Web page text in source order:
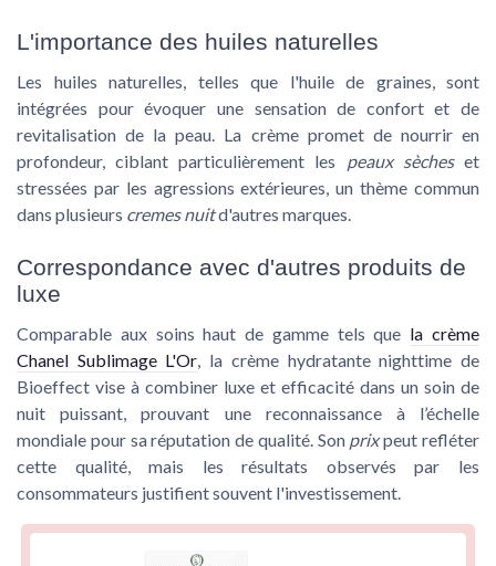
L'importance des huiles naturelles
Les huiles naturelles, telles que l'huile de graines , sont
intégrées pour évoquer une sensation de confort et de
revitalisation de la peau. La crème promet de nourrir en
profondeur, ciblant particulièrement les peaux sècheset
stressées par les agressions extérieures, un thème commun
dans plusieurs cremes nuitd'autres marques.
Correspondance avec d'autres produits de
luxe
Comparable aux soins haut de gamme tels que la crème
Chanel Sublimage L'Or, la crème hydratante nighttime de
Bioeffect vise à combiner luxe et efficacité dans un soin de
nuit puissant, prouvant une reconnaissance à l’échelle
mondiale pour sa réputation de qualité. Son prixpeut refléter
cette qualité, mais les résultats observés par les
consommateurs justifient souvent l'investissement.